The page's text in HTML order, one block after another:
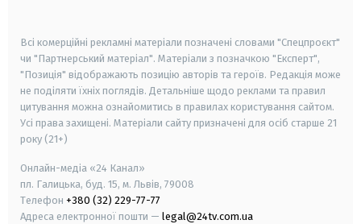
Всі комерційні рекламні матеріали позначені словами "Спецпроєкт"
чи "Партнерський матеріал". Матеріали з позначкою "Експерт",
"Позиція" відображають позицію авторів та героїв. Редакція може
не поділяти їхніх поглядів. Детальніше щодо реклами та правил
цитування можна ознайомитись в правилах користування сайтом.
Усі права захищені. Матеріали сайту призначені для осіб старше 21
року (21+)
Онлайн-медіа «24 Канал»
пл. Галицька, буд. 15, м. Львів, 79008
Телефон +380 (32) 229-77-77
Адреса електронної пошти — legal@24tv.com.ua